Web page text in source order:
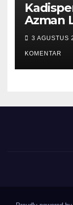
Azman
Pajak
Pajak
hingga
3 AGUSTUS
KOMENTAR